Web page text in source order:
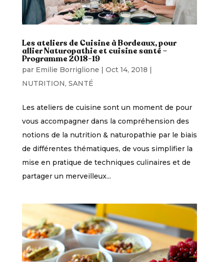
Les ateliers de Cuisine à Bordeaux, pour
allier Naturopathie et cuisine santé –
Programme 2018-19
par Emilie Borriglione | Oct 14, 2018 |
NUTRITION, SANTÉ
Les ateliers de cuisine sont un moment de pour
vous accompagner dans la compréhension des
notions de la nutrition & naturopathie par le biais
de différentes thématiques, de vous simplifier la
mise en pratique de techniques culinaires et de
partager un merveilleux...